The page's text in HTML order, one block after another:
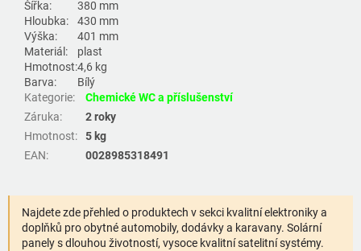
Šířka:
380 mm
Hloubka:
430 mm
Výška:
401 mm
Materiál:
plast
Hmotnost:4,6 kg
Barva:
Bílý
Kategorie:
Chemické WC a příslušenství
Záruka:
2 roky
Hmotnost:
5 kg
EAN: 0028985318491
Najdete zde přehled o produktech v sekci kvalitní elektroniky a
doplňků pro obytné automobily, dodávky a karavany. Solární
panely s dlouhou životností, vysoce kvalitní satelitní systémy.